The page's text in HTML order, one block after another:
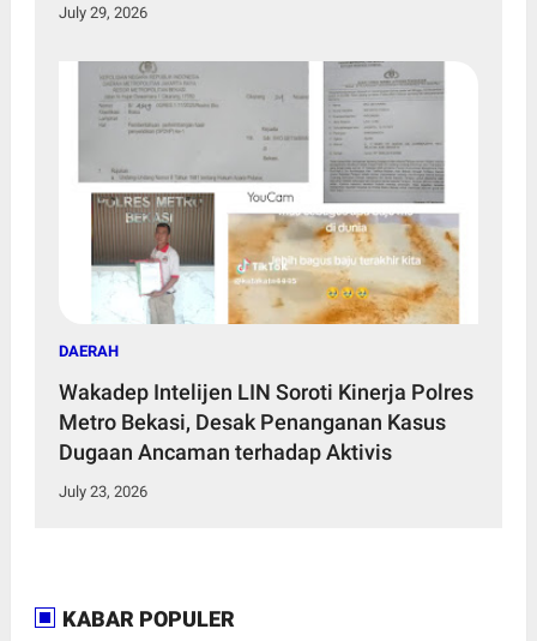
July 29, 2026
DAERAH
Wakadep Intelijen LIN Soroti Kinerja Polres
Metro Bekasi, Desak Penanganan Kasus
Dugaan Ancaman terhadap Aktivis
July 23, 2026
KABAR POPULER